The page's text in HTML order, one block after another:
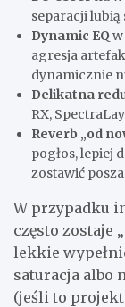
separacji lubią
Dynamic EQ w
agresja
dynamicznie
Delikatna
RX,
Reverb „od
pogłos, lepiej
zostawić
W przypadku
często zostaje
lekkie
saturacja albo
(jeśli to